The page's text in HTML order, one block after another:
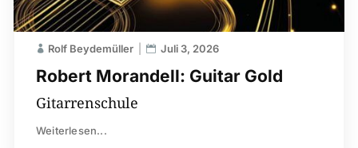
Robert Morandell: Guitar Gold
Rolf Beydemüller Juli 3, 2026
Gitarrenschule
Weiterlesen...